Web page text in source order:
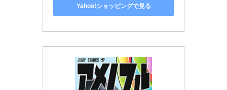
Yahoo!ショッピングで見る